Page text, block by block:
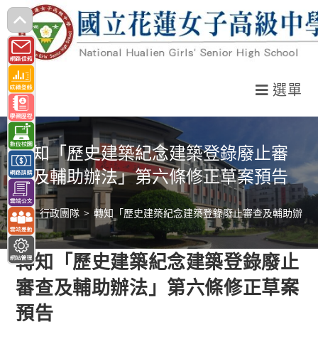
跳
轉
至
主
要
內
容
選單
轉知「歷史建築紀念建築登錄廢止審
查及輔助辦法」第六條修正草案預告
> 行政團隊 > 轉知「歷史建築紀念建築登錄廢止審查及輔助辦法
轉知「歷史建築紀念建築登錄廢止
審查及輔助辦法」第六條修正草案
預告